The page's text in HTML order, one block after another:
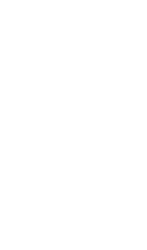
Bildergalerie